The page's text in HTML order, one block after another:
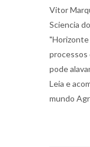
Vitor
Sciencia
"Horizonte
processos
pode
Leia e
mundo